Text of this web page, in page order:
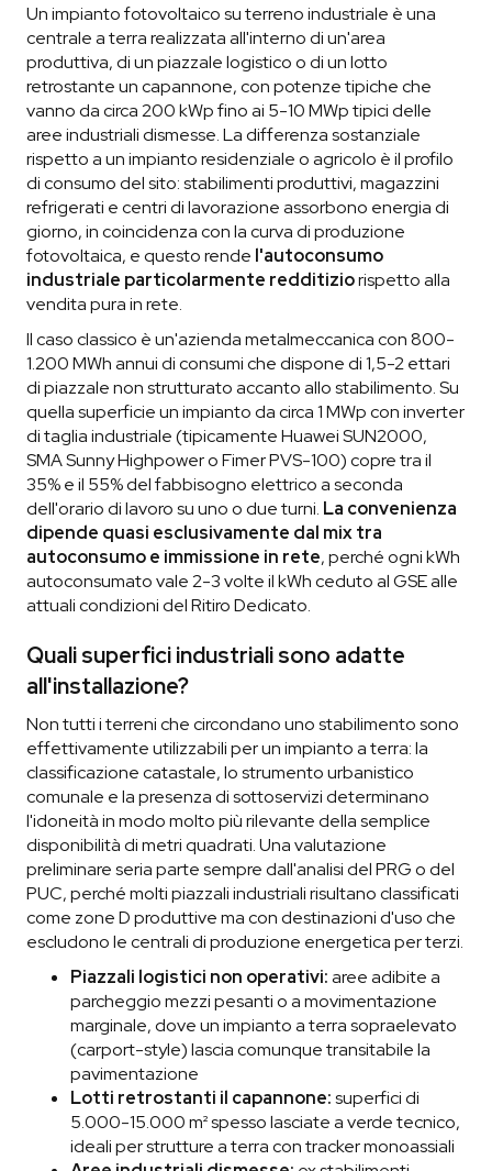
Un impianto fotovoltaico su terreno industriale è una
centrale a terra realizzata all'interno di un'area
produttiva, di un piazzale logistico o di un lotto
retrostante un capannone, con potenze tipiche che
vanno da circa 200 kWp fino ai 5-10 MWp tipici delle
aree industriali dismesse. La differenza sostanziale
rispetto a un impianto residenziale o agricolo è il profilo
di consumo del sito: stabilimenti produttivi, magazzini
refrigerati e centri di lavorazione assorbono energia di
giorno, in coincidenza con la curva di produzione
fotovoltaica, e questo rende l'autoconsumo
industriale particolarmente redditiziorispetto alla
vendita pura in rete.
Il caso classico è un'azienda metalmeccanica con 800-
1.200 MWh annui di consumi che dispone di 1,5-2 ettari
di piazzale non strutturato accanto allo stabilimento. Su
quella superficie un impianto da circa 1 MWp con inverter
di taglia industriale (tipicamente Huawei SUN2000,
SMA Sunny Highpower o Fimer PVS-100) copre tra il
35% e il 55% del fabbisogno elettrico a seconda
dell'orario di lavoro su uno o due turni. La convenienza
dipende quasi esclusivamente dal mix tra
autoconsumo e immissione in rete, perché ogni kWh
autoconsumato vale 2-3 volte il kWh ceduto al GSE alle
attuali condizioni del Ritiro Dedicato.
Quali superfici industriali sono adatte
all'installazione?
Non tutti i terreni che circondano uno stabilimento sono
effettivamente utilizzabili per un impianto a terra: la
classificazione catastale, lo strumento urbanistico
comunale e la presenza di sottoservizi determinano
l'idoneità in modo molto più rilevante della semplice
disponibilità di metri quadrati. Una valutazione
preliminare seria parte sempre dall'analisi del PRG o del
PUC, perché molti piazzali industriali risultano classificati
come zone D produttive ma con destinazioni d'uso che
escludono le centrali di produzione energetica per terzi.
Piazzali logistici non operativi:aree adibite a
parcheggio mezzi pesanti o a movimentazione
marginale, dove un impianto a terra sopraelevato
(carport-style) lascia comunque transitabile la
pavimentazione
Lotti retrostanti il capannone:superfici di
5.000-15.000 m² spesso lasciate a verde tecnico,
ideali per strutture a terra con tracker monoassiali